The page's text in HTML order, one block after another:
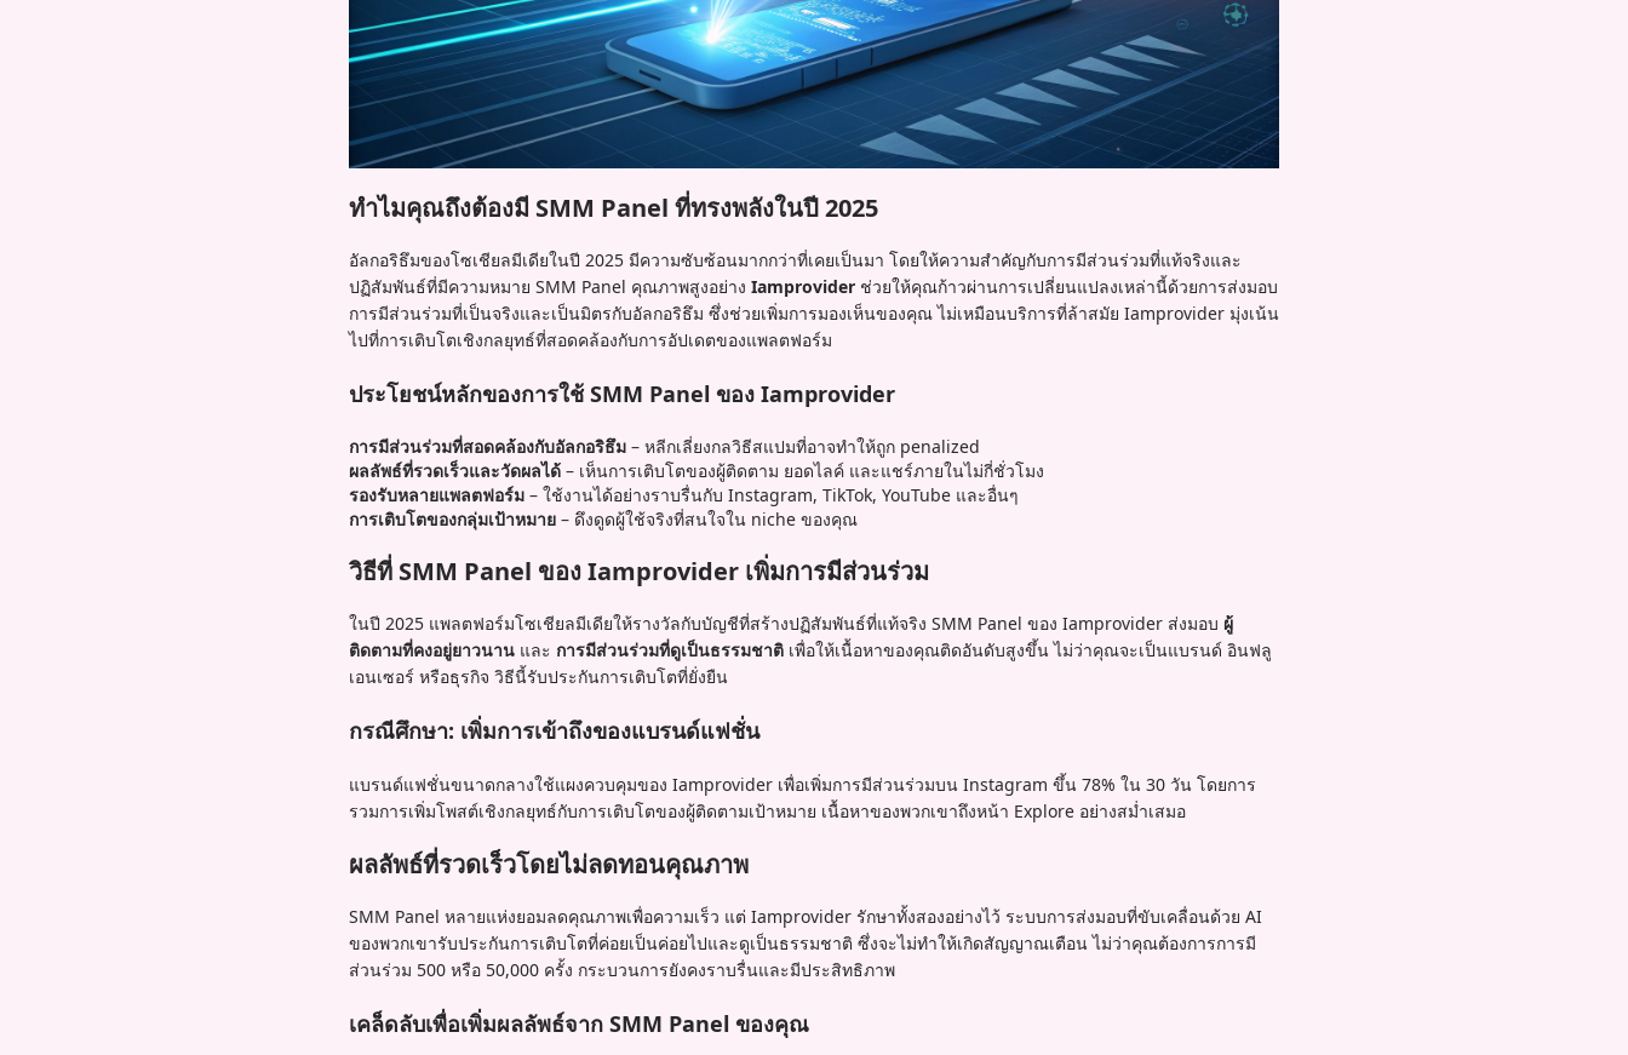
ทำไมคุณถึงต้องมี SMM Panel ที่ทรงพลังในปี 2025
อัลกอริธึมของโซเชียลมีเดียในปี 2025 มีความซับซ้อนมากกว่าที่เคยเป็นมา โดยให้ความสำคัญกับการมีส่วนร่วมที่แท้จริงและ
ปฏิสัมพันธ์ที่มีความหมาย SMM Panel คุณภาพสูงอย่าง Iamprovider ช่วยให้คุณก้าวผ่านการเปลี่ยนแปลงเหล่านี้ด้วยการส่งมอบ
การมีส่วนร่วมที่เป็นจริงและเป็นมิตรกับอัลกอริธึม ซึ่งช่วยเพิ่มการมองเห็นของคุณ ไม่เหมือนบริการที่ล้าสมัย Iamprovider มุ่งเน้น
ไปที่การเติบโตเชิงกลยุทธ์ที่สอดคล้องกับการอัปเดตของแพลตฟอร์ม
ประโยชน์หลักของการใช้ SMM Panel ของ Iamprovider
การมีส่วนร่วมที่สอดคล้องกับอัลกอริธึม – หลีกเลี่ยงกลวิธีสแปมที่อาจทำให้ถูก penalized
ผลลัพธ์ที่รวดเร็วและวัดผลได้ – เห็นการเติบโตของผู้ติดตาม ยอดไลค์ และแชร์ภายในไม่กี่ชั่วโมง
รองรับหลายแพลตฟอร์ม – ใช้งานได้อย่างราบรื่นกับ Instagram, TikTok, YouTube และอื่นๆ
การเติบโตของกลุ่มเป้าหมาย – ดึงดูดผู้ใช้จริงที่สนใจใน niche ของคุณ
วิธีที่ SMM Panel ของ Iamprovider เพิ่มการมีส่วนร่วม
ในปี 2025 แพลตฟอร์มโซเชียลมีเดียให้รางวัลกับบัญชีที่สร้างปฏิสัมพันธ์ที่แท้จริง SMM Panel ของ Iamprovider ส่งมอบ ผู้
ติดตามที่คงอยู่ยาวนาน และ การมีส่วนร่วมที่ดูเป็นธรรมชาติ เพื่อให้เนื้อหาของคุณติดอันดับสูงขึ้น ไม่ว่าคุณจะเป็นแบรนด์ อินฟลู
เอนเซอร์ หรือธุรกิจ วิธีนี้รับประกันการเติบโตที่ยั่งยืน
กรณีศึกษา: เพิ่มการเข้าถึงของแบรนด์แฟชั่น
แบรนด์แฟชั่นขนาดกลางใช้แผงควบคุมของ Iamprovider เพื่อเพิ่มการมีส่วนร่วมบน Instagram ขึ้น 78% ใน 30 วัน โดยการ
รวมการเพิ่มโพสต์เชิงกลยุทธ์กับการเติบโตของผู้ติดตามเป้าหมาย เนื้อหาของพวกเขาถึงหน้า Explore อย่างสม่ำเสมอ
ผลลัพธ์ที่รวดเร็วโดยไม่ลดทอนคุณภาพ
SMM Panel หลายแห่งยอมลดคุณภาพเพื่อความเร็ว แต่ Iamprovider รักษาทั้งสองอย่างไว้ ระบบการส่งมอบที่ขับเคลื่อนด้วย AI
ของพวกเขารับประกันการเติบโตที่ค่อยเป็นค่อยไปและดูเป็นธรรมชาติ ซึ่งจะไม่ทำให้เกิดสัญญาณเตือน ไม่ว่าคุณต้องการการมี
ส่วนร่วม 500 หรือ 50,000 ครั้ง กระบวนการยังคงราบรื่นและมีประสิทธิภาพ
เคล็ดลับเพื่อเพิ่มผลลัพธ์จาก SMM Panel ของคุณ